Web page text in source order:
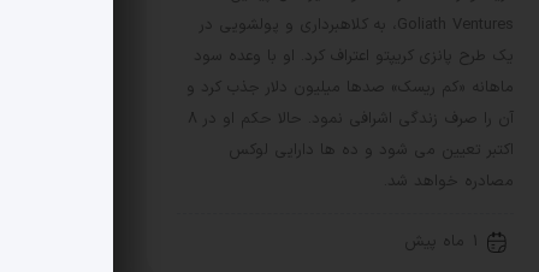
Goliath Ventures، به کلاهبرداری و پولشویی در
یک طرح پانزی کریپتو اعتراف کرد. او با وعده سود
ماهانه «کم ریسک» صدها میلیون دلار جذب کرد و
آن را صرف زندگی اشرافی نمود. حالا حکم او در 8
اکتبر تعیین می شود و ده ها دارایی لوکس
مصادره خواهد شد.
1 ماه پیش